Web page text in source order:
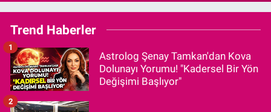
Trend Haberler
Astrolog Şenay Tamkan'dan Kova
Dolunayı Yorumu! "Kadersel Bir Yön
Değişimi Başlıyor"
1
2